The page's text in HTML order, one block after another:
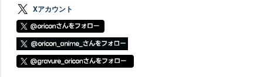
Xアカウント